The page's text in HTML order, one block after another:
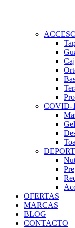
COVID-
OFERTAS
MARCAS
BLOG
CONTACTO